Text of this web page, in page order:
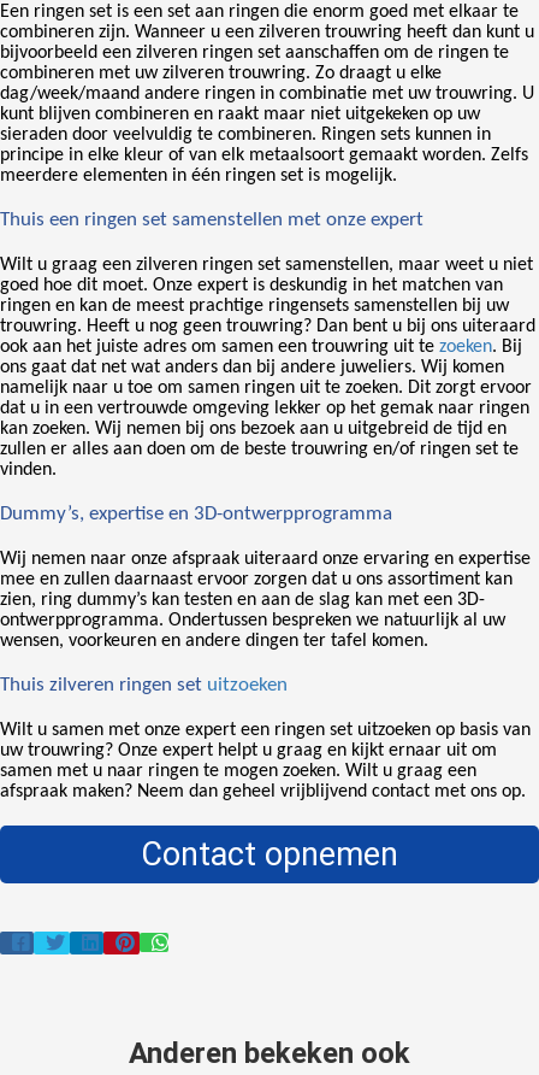
Een ringen set is een set aan ringen die enorm goed met elkaar te
combineren zijn. Wanneer u een zilveren trouwring heeft dan kunt u
bijvoorbeeld een zilveren ringen set aanschaffen om de ringen te
combineren met uw zilveren trouwring. Zo draagt u elke
dag/week/maand andere ringen in combinatie met uw trouwring. U
kunt blijven combineren en raakt maar niet uitgekeken op uw
sieraden door veelvuldig te combineren. Ringen sets kunnen in
principe in elke kleur of van elk metaalsoort gemaakt worden. Zelfs
meerdere elementen in één ringen set is mogelijk.
Thuis een ringen set samenstellen met onze expert
Wilt u graag een zilveren ringen set samenstellen, maar weet u niet
goed hoe dit moet. Onze expert is deskundig in het matchen van
ringen en kan de meest prachtige ringensets samenstellen bij uw
trouwring. Heeft u nog geen trouwring? Dan bent u bij ons uiteraard
ook aan het juiste adres om samen een trouwring uit te zoeken. Bij
ons gaat dat net wat anders dan bij andere juweliers. Wij komen
namelijk naar u toe om samen ringen uit te zoeken. Dit zorgt ervoor
dat u in een vertrouwde omgeving lekker op het gemak naar ringen
kan zoeken. Wij nemen bij ons bezoek aan u uitgebreid de tijd en
zullen er alles aan doen om de beste trouwring en/of ringen set te
vinden.
Dummy’s, expertise en 3D-ontwerpprogramma
Wij nemen naar onze afspraak uiteraard onze ervaring en expertise
mee en zullen daarnaast ervoor zorgen dat u ons assortiment kan
zien, ring dummy’s kan testen en aan de slag kan met een 3D-
ontwerpprogramma. Ondertussen bespreken we natuurlijk al uw
wensen, voorkeuren en andere dingen ter tafel komen.
Thuis zilveren ringen set uitzoeken
Wilt u samen met onze expert een ringen set uitzoeken op basis van
uw trouwring? Onze expert helpt u graag en kijkt ernaar uit om
samen met u naar ringen te mogen zoeken. Wilt u graag een
afspraak maken? Neem dan geheel vrijblijvend contact met ons op.
Contact opnemen
Anderen bekeken ook